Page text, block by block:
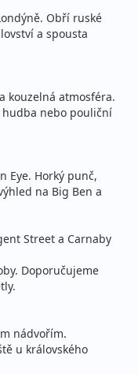
Obří ruské
a spousta
kouzelná atmosféra.
hudba nebo pouliční
Eye. Horký punč,
na Big Ben a
Street a Carnaby
Doporučujeme
nádvořím.
u královského